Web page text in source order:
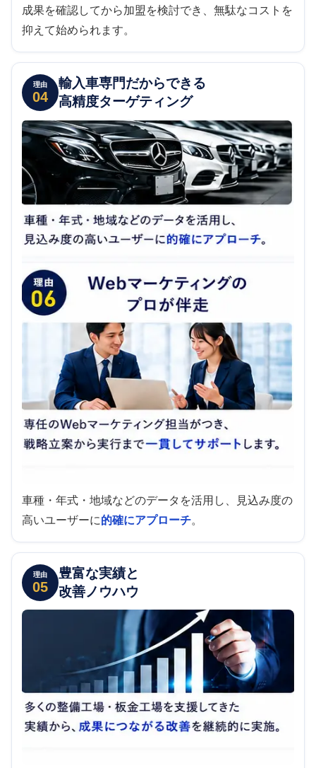
成果を確認してから加盟を検討でき、無駄なコストを
抑えて始められます。
理由
04
輸入車専門だからできる
高精度ターゲティング
車種・年式・地域などのデータを活用し、見込み度の
高いユーザーに的確にアプローチ。
理由
05
豊富な実績と
改善ノウハウ